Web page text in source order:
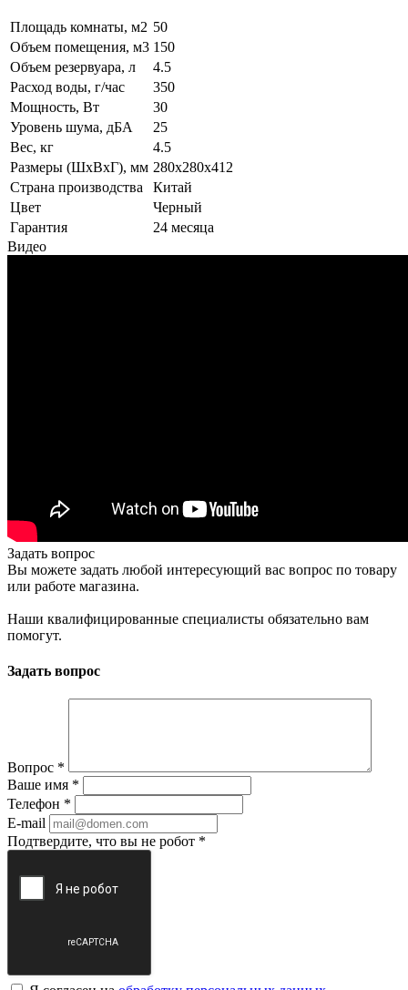
Площадь комнаты, м2 50
Объем помещения, м3 150
Объем резервуара, л
4.5
Расход воды, г/час
350
Мощность, Вт
30
Уровень шума, дБА
25
Вес, кг
4.5
Размеры (ШxВxГ), мм 280x280x412
Страна производства
Китай
Цвет
Черный
Гарантия
24 месяца
Видео
Задать вопрос
Вы можете задать любой интересующий вас вопрос по товару
или работе магазина.
Наши квалифицированные специалисты обязательно вам
помогут.
Задать вопрос
Вопрос *
Ваше имя *
Телефон *
E-mail
Подтвердите, что вы не робот *